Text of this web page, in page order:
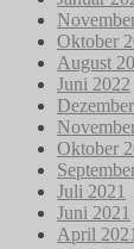
Oktober
August
Juni 2022
Oktober
Juli 2021
Juni 2021
April